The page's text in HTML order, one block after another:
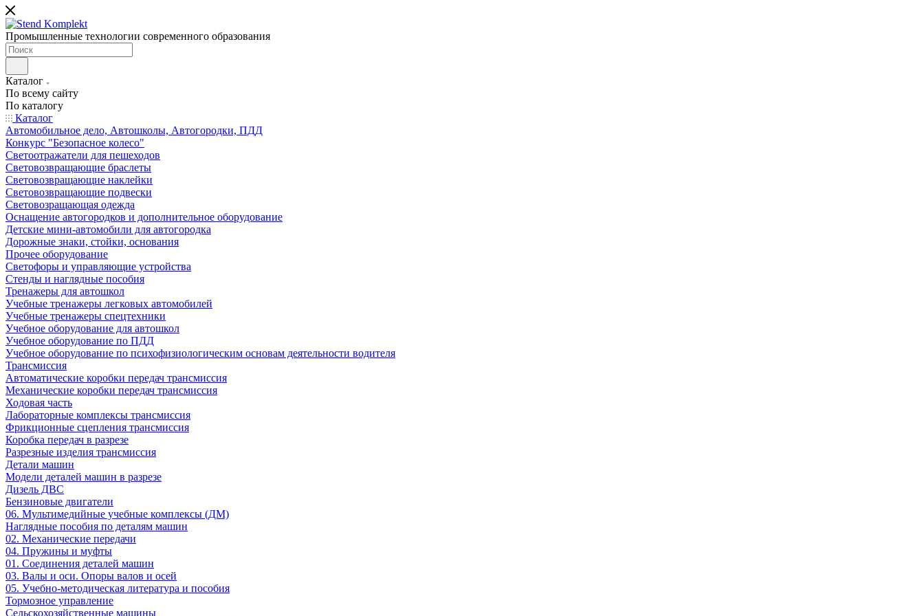
Промышленные технологии современного образования
Каталог
По всему сайту
По каталогу
Каталог
Автомобильное дело, Автошколы, Автогородки, ПДД
Конкурс "Безопасное колесо"
Светоотражатели для пешеходов
Световозвращающие браслеты
Световозвращающие наклейки
Световозвращающие подвески
Световозращающая одежда
Оснащение автогородков и дополнительное оборудование
Детские мини-автомобили для автогородка
Дорожные знаки, стойки, основания
Прочее оборудование
Светофоры и управляющие устройства
Стенды и наглядные пособия
Тренажеры для автошкол
Учебные тренажеры легковых автомобилей
Учебные тренажеры спецтехники
Учебное оборудование для автошкол
Учебное оборудование по ПДД
Учебное оборудование по психофизиологическим основам деятельности водителя
Трансмиссия
Автоматические коробки передач трансмиссия
Механические коробки передач трансмиссия
Ходовая часть
Лабораторные комплексы трансмиссия
Фрикционные сцепления трансмиссия
Коробка передач в разрезе
Разрезные изделия трансмиссия
Детали машин
Модели деталей машин в разрезе
Дизель ДВС
Бензиновые двигатели
06. Мультимедийные учебные комплексы (ДМ)
Наглядные пособия по деталям машин
02. Механические передачи
04. Пружины и муфты
01. Соединения деталей машин
03. Валы и оси. Опоры валов и осей
05. Учебно-методическая литература и пособия
Тормозное управление
Сельскохозяйственные машины